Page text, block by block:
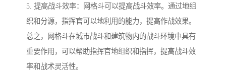
5. 提高战斗效率：网格斗可以提高战斗效率。通过地组
织和分源，指挥官可以地利用的能力，提高作战效果。
总之，网格斗在城市战斗和建筑物内的战斗环境中具有
重要作用，可以帮助指挥官地组织和指挥，提高战斗效
率和战术灵活性。